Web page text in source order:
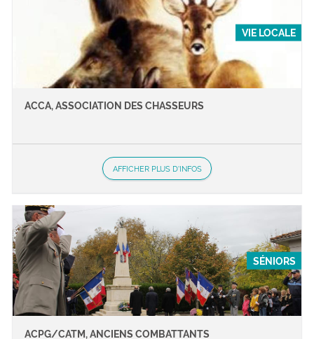
VIE LOCALE
ACCA, ASSOCIATION DES CHASSEURS
AFFICHER PLUS D'INFOS
SÉNIORS
ACPG/CATM, ANCIENS COMBATTANTS